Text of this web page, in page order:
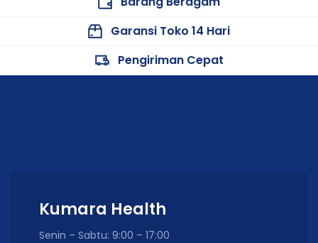
Garansi Toko 14 Hari
Pengiriman Cepat
Kumara Health
Senin – Sabtu: 9:00 – 17:00